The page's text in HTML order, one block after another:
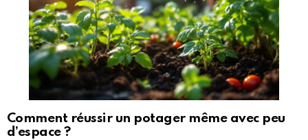
Comment réussir un potager même avec peu
d’espace ?